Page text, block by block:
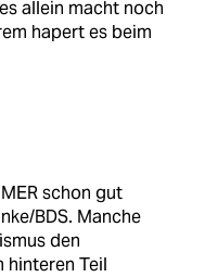
allein macht noch
hapert es beim
schon gut
BDS. Manche
den
hinteren Teil